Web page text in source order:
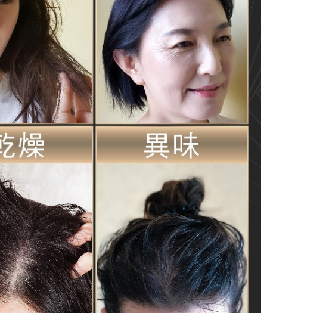
【注意事項】
１．透過由恩沛科技股份有限公司提供之「AFTEE先享後付」服務完成之
交易，需依本服務之必要範圍內提供個人資料，並將交易相關給付款項請
求債權轉讓予恩沛科技股份有限公司。
２．關於個人資料處理事宜，請瀏覽以下網址：
https://aftee.tw/terms/#terms3
３．未成年的使用者請事先徵得法定代理人或監護人之同意方可使用
「AFTEE先享後付」，若未經同意申辦者引起之損失，本公司不負相關責
任。
４．使用「AFTEE先享後付」時，將依據個別帳號之用戶狀況，依本公司
即時審查核予不同之上限額度；若仍有額度不足之情形，本公司將視審查
結果請求用戶進行身份認證。
５．嚴禁一人註冊多個帳號或使用他人資訊註冊。若發現惡意使用之情
形，恩沛科技股份有限公司將有權停止該用戶之使用額度並採取法律行
動。